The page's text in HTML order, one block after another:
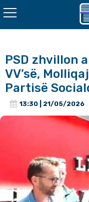
PSD zhvillon
VV’së,
Partisë
13:30 | 21/05/2026